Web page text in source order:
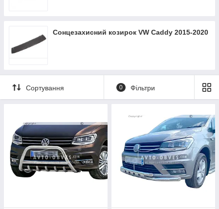
Сонцезахисний козирок VW Caddy 2015-2020
Сортування 0 Фільтри